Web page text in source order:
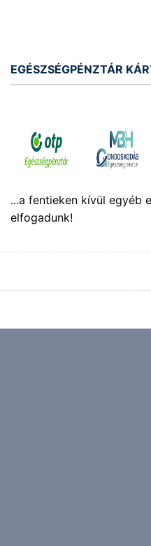
EGÉSZSÉGPÉNZTÁR
...a fentieken kívül egyéb
elfogadunk!